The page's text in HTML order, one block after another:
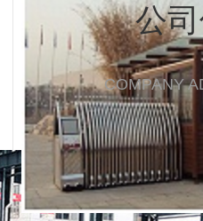
公
COMPANY